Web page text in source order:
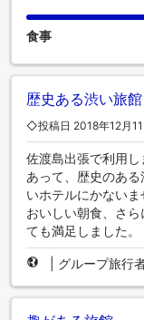
食事
歴史ある渋い旅館
◇投稿日 2018年12月
佐渡島出張で利用
あって、歴史のあ
いホテルにかない
おいしい朝食、さ
ても満足しました。
グループ旅行